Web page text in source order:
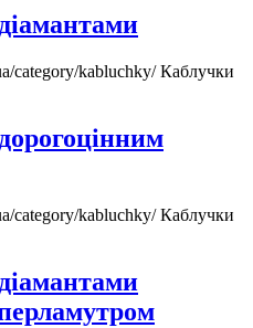
category/kabluchky/Каблучки
category/kabluchky/Каблучки